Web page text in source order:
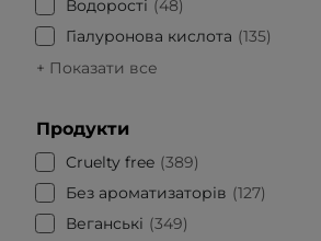
Водорості
48
Гіалуронова кислота
135
+ Показати все
Продукти
Cruelty free 389
Без ароматизаторів
127
Веганські
349